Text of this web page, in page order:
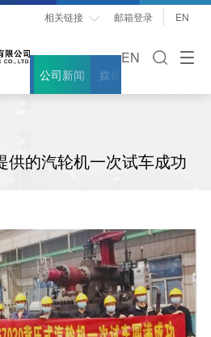
相关链接  邮箱登录 EN
EN
公司新闻 媒体聚焦
供的汽轮机一次试车成功